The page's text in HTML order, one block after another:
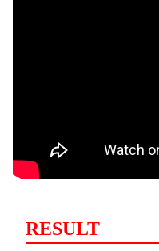
RESULT